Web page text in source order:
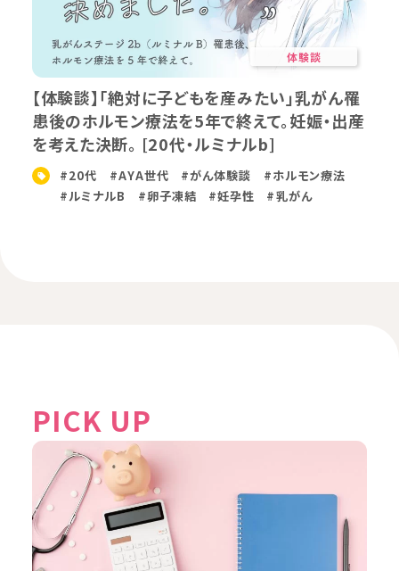
体験談
【体験談】「絶対に子どもを産みたい」乳がん罹
患後のホルモン療法を5年で終えて。妊娠・出産
を考えた決断。 [20代・ルミナルb]
#20代 #AYA世代 #がん体験談
#ホルモン療法
#ルミナルB
#卵子凍結 #妊孕性 #乳がん
PICK UP